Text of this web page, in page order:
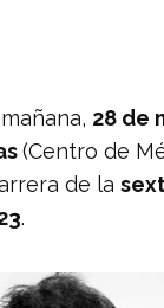
28 de
(Centro de
de la
.